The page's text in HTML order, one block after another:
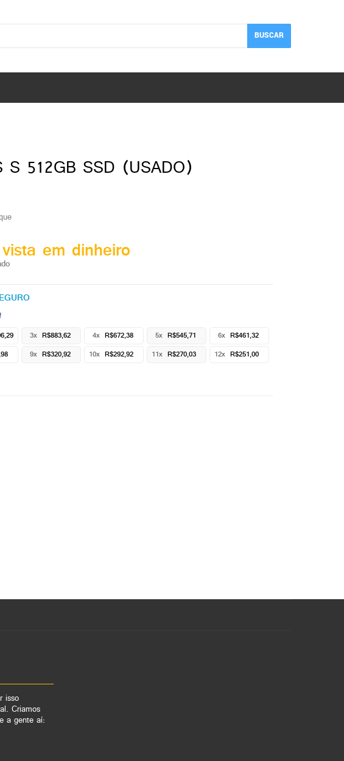
BUSCAR
S 512GB SSD (USADO)
em dinheiro
3x R$883,62 4x R$672,38 5x R$545,71 6x R$461,32
9x R$320,92 10x R$292,92 11x R$270,03 12x R$251,00
isso
Criamos
a gente aí: